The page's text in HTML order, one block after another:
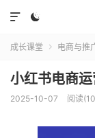


成长课堂  电商与推
小红书电商
2025-10-07 阅读